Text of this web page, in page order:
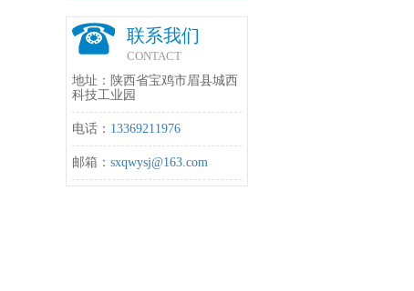
联系我们
CONTACT
地址：陕西省宝鸡市眉县城西
科技工业园
电话： 13369211976
邮箱： sxqwysj@163.com